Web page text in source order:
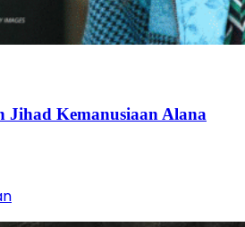
Jihad Kemanusiaan Alana